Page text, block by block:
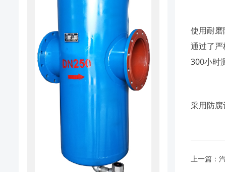
使用耐
通过了
300小时
采用防
上一篇：